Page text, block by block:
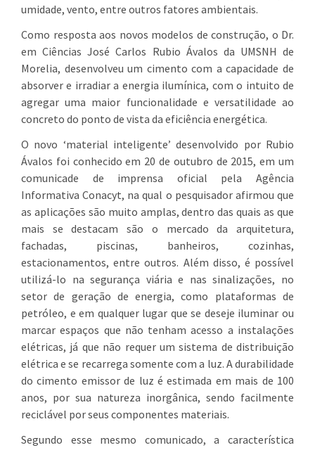
umidade, vento, entre outros fatores ambientais.
Como resposta aos novos modelos de construção, o Dr.
em Ciências José Carlos Rubio Ávalos da UMSNH de
Morelia, desenvolveu um cimento com a capacidade de
absorver e irradiar a energia ilumínica, com o intuito de
agregar uma maior funcionalidade e versatilidade ao
concreto do ponto de vista da eficiência energética.
O novo ‘material inteligente’ desenvolvido por Rubio
Ávalos foi conhecido em 20 de outubro de 2015, em um
comunicade de imprensa oficial pela Agência
Informativa Conacyt, na qual o pesquisador afirmou que
as aplicações são muito amplas, dentro das quais as que
mais se destacam são o mercado da arquitetura,
fachadas, piscinas, banheiros, cozinhas,
estacionamentos, entre outros. Além disso, é possível
utilizá-lo na segurança viária e nas sinalizações, no
setor de geração de energia, como plataformas de
petróleo, e em qualquer lugar que se deseje iluminar ou
marcar espaços que não tenham acesso a instalações
elétricas, já que não requer um sistema de distribuição
elétrica e se recarrega somente com a luz. A durabilidade
do cimento emissor de luz é estimada em mais de 100
anos, por sua natureza inorgânica, sendo facilmente
reciclável por seus componentes materiais.
Segundo esse mesmo comunicado, a característica